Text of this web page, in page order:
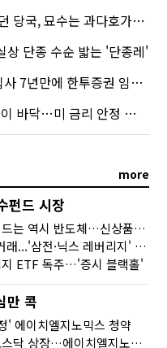
, 묘수는 과다호가부담금?
단종 수순 밟는 '단종레'
만에 한투증권 임원 승진
금리 안정 후 추가 회복"
more
펀드 시장
변동성에도 키워드는 역시 반도체…신상품은 우주·방산
이번주만 50조 거래...'삼전·닉스 레버리지' 수익률은 -30%
지 ETF 독주…'증시 블랙홀'
만 콕
' 에이치엘지노믹스 청약
레몬헬스케어 코스닥 상장…에이치엘지노믹스 수요예측